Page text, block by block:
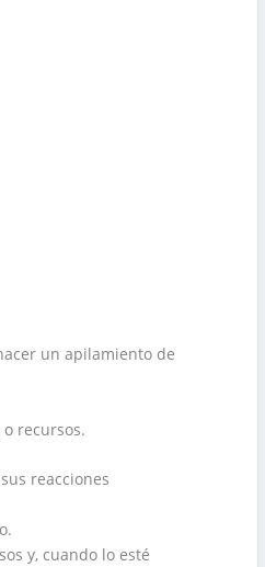
un apilamiento de
recursos.
reacciones
y, cuando lo esté